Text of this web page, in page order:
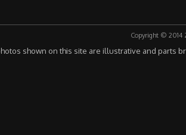
Copyright © 2014
shown on this site are illustrative and parts